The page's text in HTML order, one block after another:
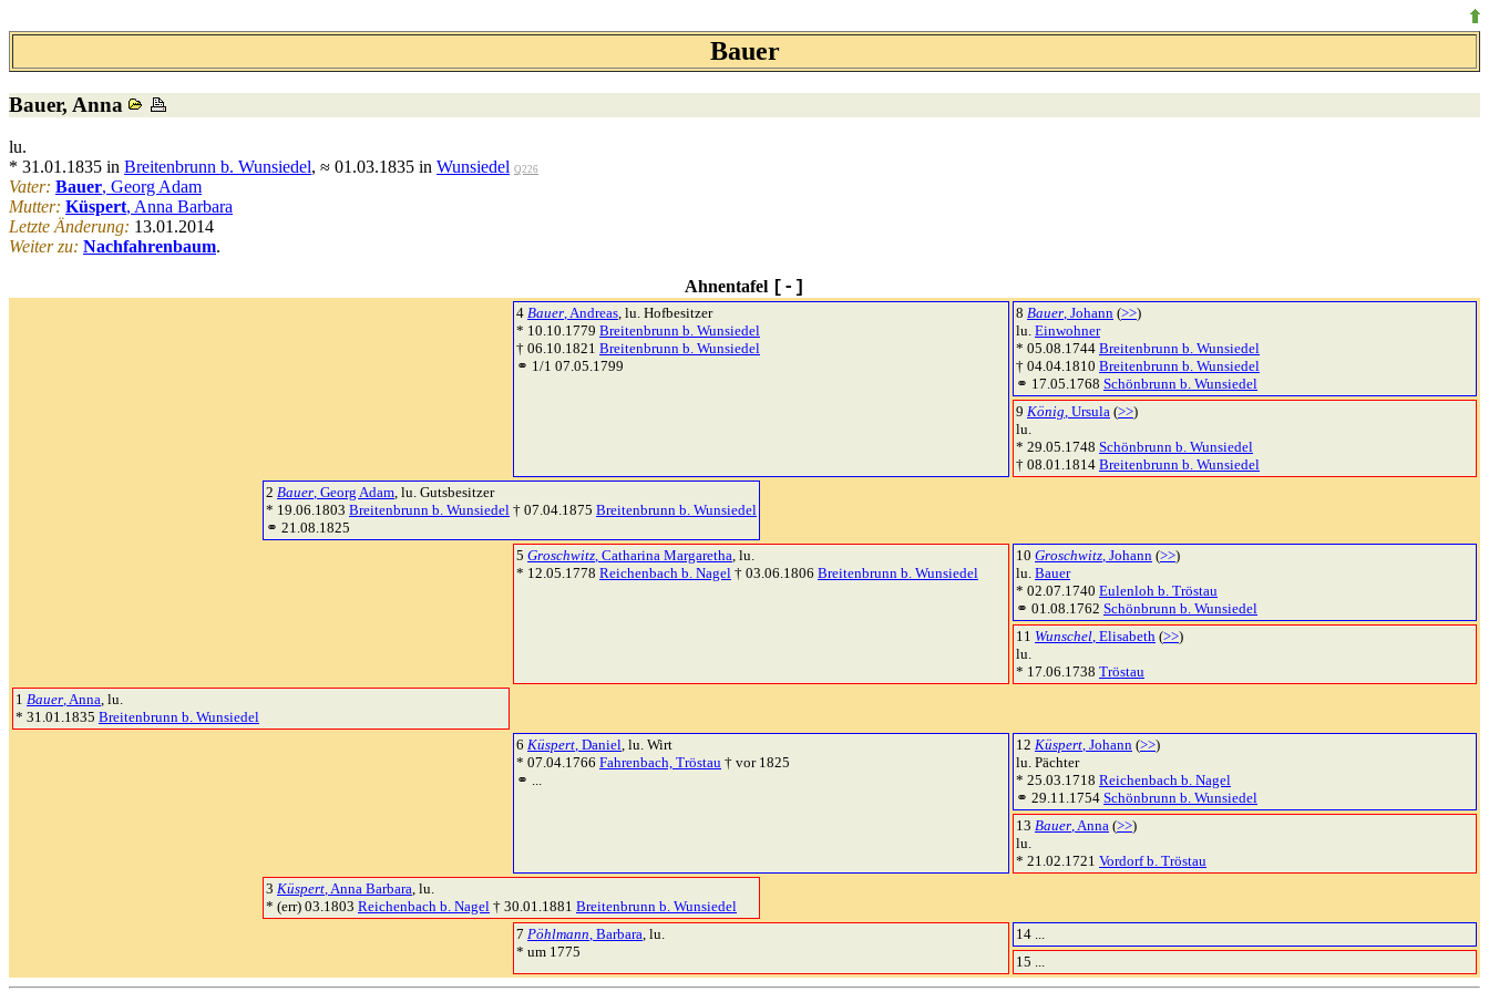
Bauer
Bauer, Anna
lu.
* 31.01.1835 in Breitenbrunn b. Wunsiedel, ≈ 01.03.1835 in Wunsiedel Q226
Vater: Bauer, Georg Adam
Mutter: Küspert, Anna Barbara
Letzte Änderung: 13.01.2014
Weiter zu: Nachfahrenbaum.
Ahnentafel [-]
4 Bauer, Andreas, lu. Hofbesitzer
* 10.10.1779 Breitenbrunn b. Wunsiedel
† 06.10.1821 Breitenbrunn b. Wunsiedel
⚭ 1/1 07.05.1799
8 Bauer, Johann (>>)
lu. Einwohner
* 05.08.1744 Breitenbrunn b. Wunsiedel
† 04.04.1810 Breitenbrunn b. Wunsiedel
⚭ 17.05.1768 Schönbrunn b. Wunsiedel
9 König, Ursula (>>)
lu.
* 29.05.1748 Schönbrunn b. Wunsiedel
† 08.01.1814 Breitenbrunn b. Wunsiedel
2 Bauer, Georg Adam, lu. Gutsbesitzer
* 19.06.1803 Breitenbrunn b. Wunsiedel † 07.04.1875 Breitenbrunn b. Wunsiedel
⚭ 21.08.1825
5 Groschwitz, Catharina Margaretha, lu.
* 12.05.1778 Reichenbach b. Nagel † 03.06.1806 Breitenbrunn b. Wunsiedel
10 Groschwitz, Johann (>>)
lu. Bauer
* 02.07.1740 Eulenloh b. Tröstau
⚭ 01.08.1762 Schönbrunn b. Wunsiedel
11 Wunschel, Elisabeth (>>)
lu.
* 17.06.1738 Tröstau
1 Bauer, Anna, lu.
* 31.01.1835 Breitenbrunn b. Wunsiedel
6 Küspert, Daniel, lu. Wirt
* 07.04.1766 Fahrenbach, Tröstau † vor 1825
⚭ ...
12 Küspert, Johann (>>)
lu. Pächter
* 25.03.1718 Reichenbach b. Nagel
⚭ 29.11.1754 Schönbrunn b. Wunsiedel
13 Bauer, Anna (>>)
lu.
* 21.02.1721 Vordorf b. Tröstau
3 Küspert, Anna Barbara, lu.
* (err) 03.1803 Reichenbach b. Nagel † 30.01.1881 Breitenbrunn b. Wunsiedel
7 Pöhlmann, Barbara, lu.
* um 1775
14 ...
15 ...